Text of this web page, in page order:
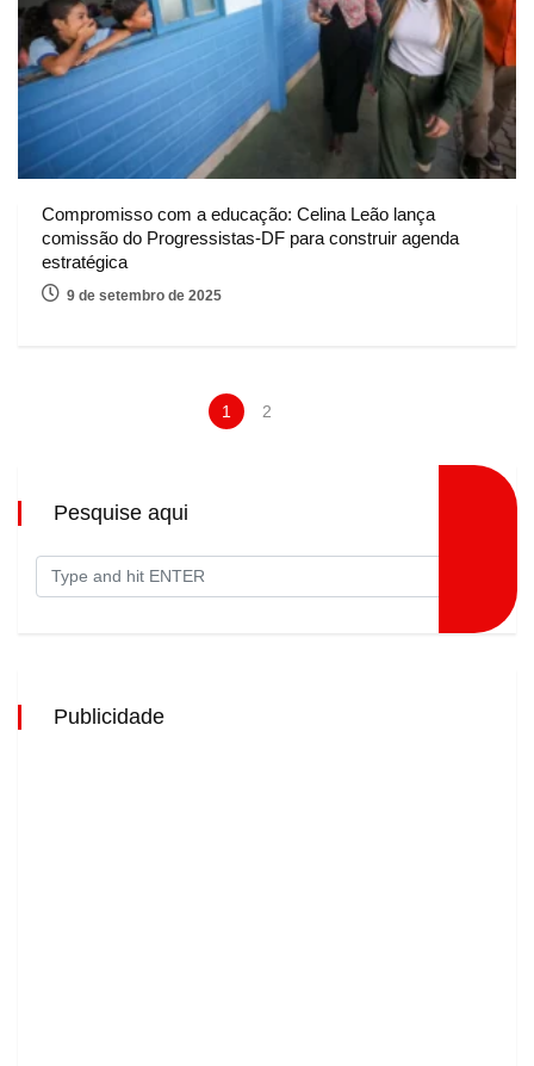
Compromisso com a educação: Celina Leão lança
comissão do Progressistas-DF para construir agenda
estratégica
9 de setembro de 2025
1 2
Pesquise aqui
Publicidade